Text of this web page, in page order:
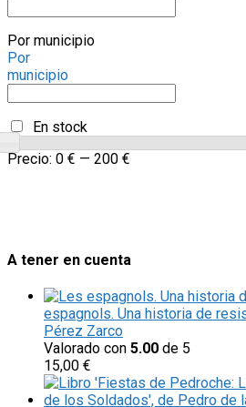
Por municipio
Por
municipio
En stock
Precio: 0 € — 200 €
A tener en cuenta
espagnols. Una historia de
Pérez Zarco
Valorado con 5.00 de 5
15,00 €